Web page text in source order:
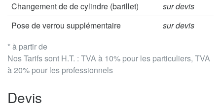
* à partir de
Nos Tarifs sont H.T. : TVA à 10% pour les particuliers, TVA
à 20% pour les professionnels
Changement de de cylindre (barillet)
sur devis
Pose de verrou supplémentaire
sur devis
Devis